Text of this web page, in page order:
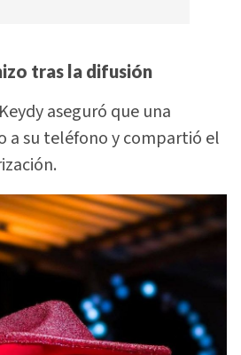
tras la difusión
aseguró que una
a su teléfono y compartió el